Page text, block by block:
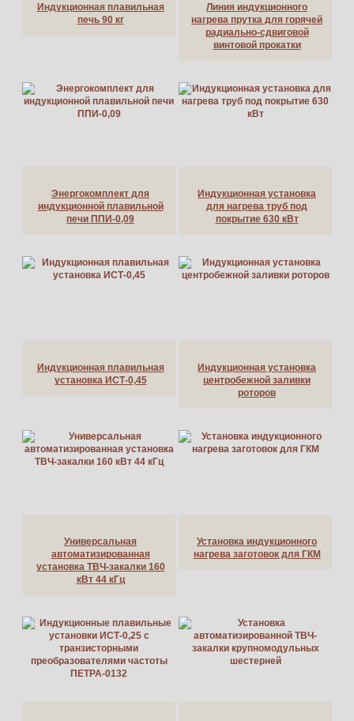
Индукционная плавильная
печь 90 кг
Линия индукционного
нагрева прутка для горячей
радиально-сдвиговой
винтовой прокатки
Энергокомплект для
индукционной плавильной
печи ППИ-0,09
Индукционная установка
для нагрева труб под
покрытие 630 кВт
Индукционная плавильная
установка ИСТ-0,45
Индукционная установка
центробежной заливки
роторов
Универсальная
автоматизированная
установка ТВЧ-закалки 160
кВт 44 кГц
Установка индукционного
нагрева заготовок для ГКМ